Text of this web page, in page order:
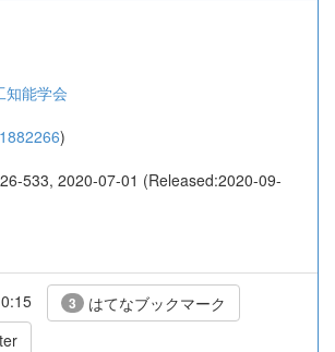
知能学会
)
533, 2020-07-01 (Released:2020-09-
3 はてなブックマーク